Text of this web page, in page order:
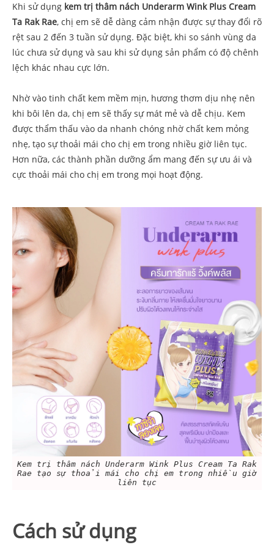
Khi sử dụng kem trị thâm nách Underarm Wink Plus Cream
Ta Rak Rae, chị em sẽ dễ dàng cảm nhận được sự thay đổi rõ
rệt sau 2 đến 3 tuần sử dụng. Đặc biệt, khi so sánh vùng da
lúc chưa sử dụng và sau khi sử dụng sản phẩm có độ chênh
lệch khác nhau cực lớn.
Nhờ vào tinh chất kem mềm mịn, hương thơm dịu nhẹ nên
khi bôi lên da, chị em sẽ thấy sự mát mẻ và dễ chịu. Kem
được thẩm thấu vào da nhanh chóng nhờ chất kem mỏng
nhẹ, tạo sự thoải mái cho chị em trong nhiều giờ liên tục.
Hơn nữa, các thành phần dưỡng ẩm mang đến sự ưu ái và
cực thoải mái cho chị em trong mọi hoạt động.
Kem trị thâm nách Underarm Wink Plus Cream Ta Rak
Rae tạo sự thoải mái cho chị em trong nhiều giờ
liên tục
Cách sử dụng